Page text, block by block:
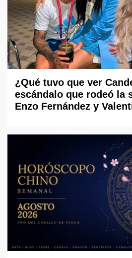
¿Qué tuvo que ver
escándalo que rodeó la
Enzo Fernández y